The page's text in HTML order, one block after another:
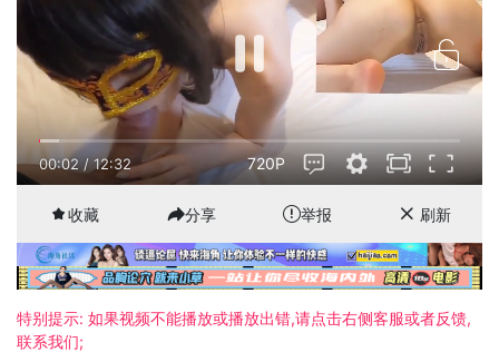
00:03/12:32 720P
收藏 分享 举报 刷新
特别提示: 如果视频不能播放或播放出错,请点击右侧客服或者反馈,
联系我们;